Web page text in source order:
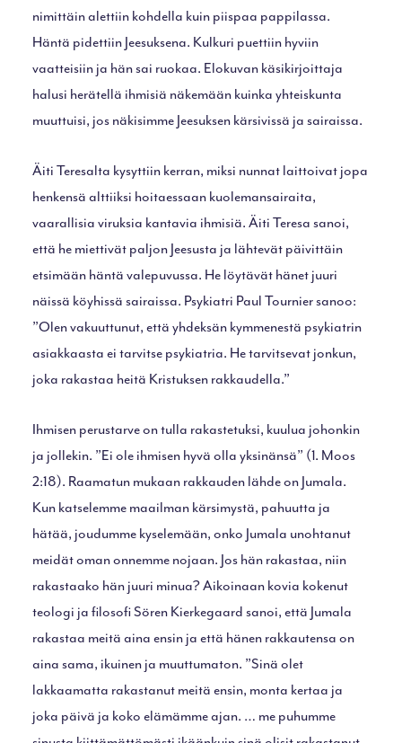
nimittäin alettiin kohdella kuin piispaa pappilassa.
Häntä pidettiin Jeesuksena. Kulkuri puettiin hyviin
vaatteisiin ja hän sai ruokaa. Elokuvan käsikirjoittaja
halusi herätellä ihmisiä näkemään kuinka yhteiskunta
muuttuisi, jos näkisimme Jeesuksen kärsivissä ja sairaissa.
Äiti Teresalta kysyttiin kerran, miksi nunnat laittoivat jopa
henkensä alttiiksi hoitaessaan kuolemansairaita,
vaarallisia viruksia kantavia ihmisiä. Äiti Teresa sanoi,
että he miettivät paljon Jeesusta ja lähtevät päivittäin
etsimään häntä valepuvussa. He löytävät hänet juuri
näissä köyhissä sairaissa. Psykiatri Paul Tournier sanoo:
”Olen vakuuttunut, että yhdeksän kymmenestä psykiatrin
asiakkaasta ei tarvitse psykiatria. He tarvitsevat jonkun,
joka rakastaa heitä Kristuksen rakkaudella.”
Ihmisen perustarve on tulla rakastetuksi, kuulua johonkin
ja jollekin. ”Ei ole ihmisen hyvä olla yksinänsä” (1. Moos
2:18). Raamatun mukaan rakkauden lähde on Jumala.
Kun katselemme maailman kärsimystä, pahuutta ja
hätää, joudumme kyselemään, onko Jumala unohtanut
meidät oman onnemme nojaan. Jos hän rakastaa, niin
rakastaako hän juuri minua? Aikoinaan kovia kokenut
teologi ja filosofi Sören Kierkegaard sanoi, että Jumala
rakastaa meitä aina ensin ja että hänen rakkautensa on
aina sama, ikuinen ja muuttumaton. ”Sinä olet
lakkaamatta rakastanut meitä ensin, monta kertaa ja
joka päivä ja koko elämämme ajan. … me puhumme